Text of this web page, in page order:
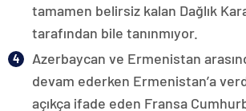
tamamen belirsiz kalan Dağlık
tarafından bile tanınmıyor.
Azerbaycan ve Ermenistan
devam ederken Ermenistan’a
açıkça ifade eden Fransa